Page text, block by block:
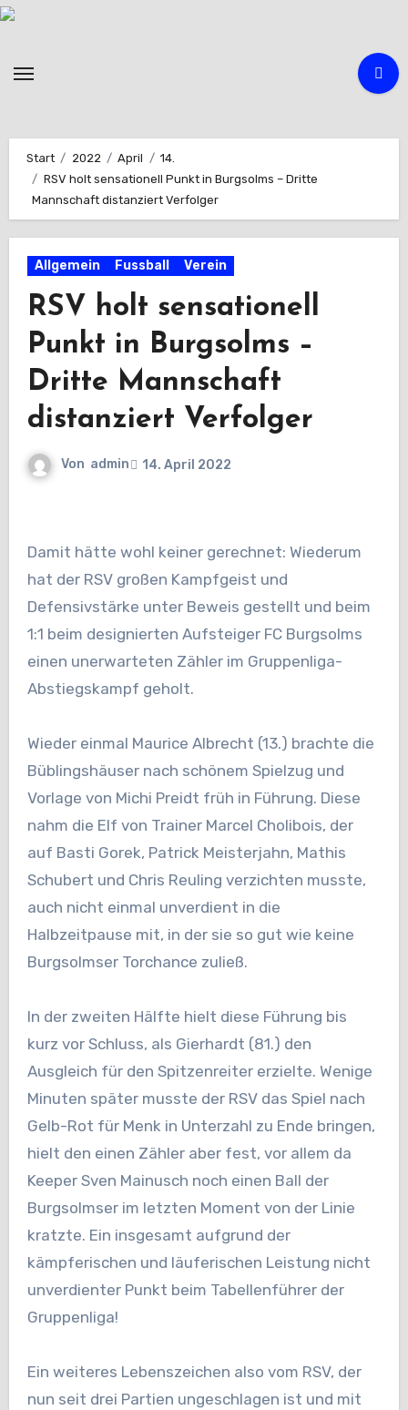
Zum
Start 2022 April
14.
RSV holt sensationell Punkt in Burgsolms – Dritte
Mannschaft distanziert Verfolger
Allgemein Fussball Verein
RSV holt sensationell
Punkt in Burgsolms –
Dritte Mannschaft
distanziert Verfolger
Von admin 14. April 2022
Damit hätte wohl keiner gerechnet: Wiederum
hat der RSV großen Kampfgeist und
Defensivstärke unter Beweis gestellt und beim
1:1 beim designierten Aufsteiger FC Burgsolms
einen unerwarteten Zähler im Gruppenliga-
Abstiegskampf geholt.
Wieder einmal Maurice Albrecht (13.) brachte die
Büblingshäuser nach schönem Spielzug und
Vorlage von Michi Preidt früh in Führung. Diese
nahm die Elf von Trainer Marcel Cholibois, der
auf Basti Gorek, Patrick Meisterjahn, Mathis
Schubert und Chris Reuling verzichten musste,
auch nicht einmal unverdient in die
Halbzeitpause mit, in der sie so gut wie keine
Burgsolmser Torchance zuließ.
In der zweiten Hälfte hielt diese Führung bis
kurz vor Schluss, als Gierhardt (81.) den
Ausgleich für den Spitzenreiter erzielte. Wenige
Minuten später musste der RSV das Spiel nach
Gelb-Rot für Menk in Unterzahl zu Ende bringen,
hielt den einen Zähler aber fest, vor allem da
Keeper Sven Mainusch noch einen Ball der
Burgsolmser im letzten Moment von der Linie
kratzte. Ein insgesamt aufgrund der
kämpferischen und läuferischen Leistung nicht
unverdienter Punkt beim Tabellenführer der
Gruppenliga!
Ein weiteres Lebenszeichen also vom RSV, der
nun seit drei Partien ungeschlagen ist und mit